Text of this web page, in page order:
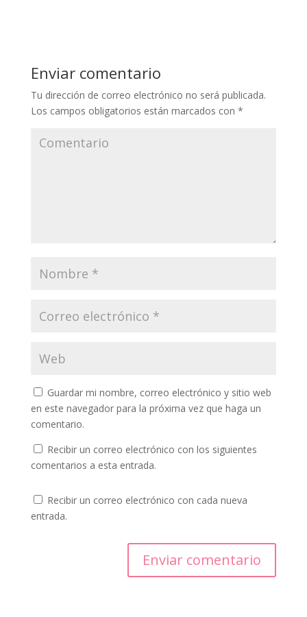
Enviar comentario
Tu dirección de correo electrónico no será publicada.
Los campos obligatorios están marcados con *
Guardar mi nombre, correo electrónico y sitio web
en este navegador para la próxima vez que haga un
comentario.
Recibir un correo electrónico con los siguientes
comentarios a esta entrada.
Recibir un correo electrónico con cada nueva
entrada.